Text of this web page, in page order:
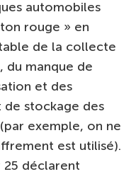
automobiles
rouge » en
de la collecte
du manque de
et des
de stockage des
exemple, on ne
est utilisé).
25 déclarent